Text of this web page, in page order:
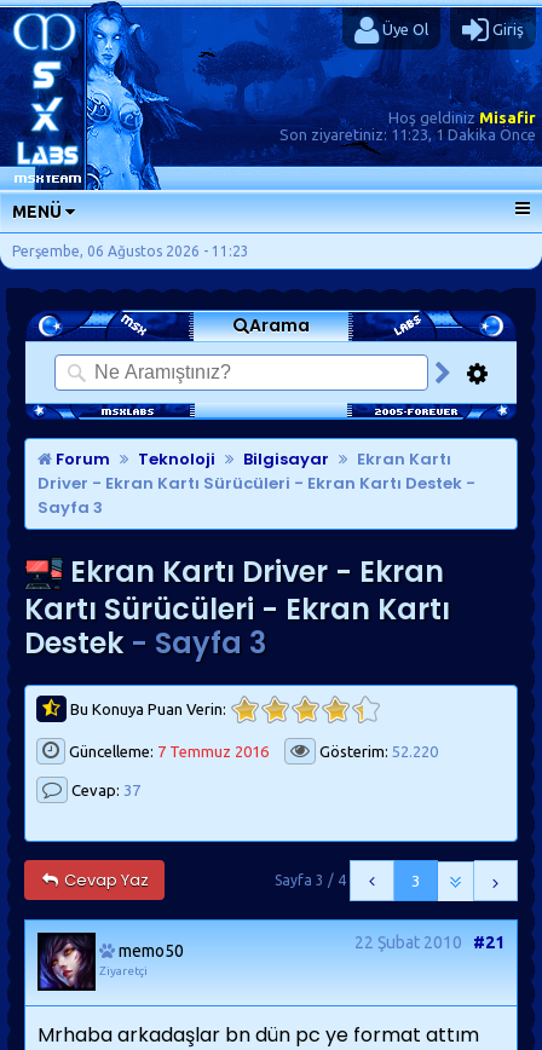
Üye Ol Giriş
Hoş geldinizMisafir
Son ziyaretiniz: 11:23, 1 Dakika Önce
MENÜ
ANA SAYFA
FORUMLAR
SORU-CEVAP
GÜNLÜKLER
SON MESAJLAR
KISAYOLLAR
Perşembe, 06 Ağustos 2026 - 11:23
Arama
Forum Teknoloji Bilgisayar
Ekran Kartı
Driver - Ekran Kartı Sürücüleri - Ekran Kartı Destek -
Sayfa 3
Ekran Kartı Driver - Ekran
Kartı Sürücüleri - Ekran Kartı
Destek - Sayfa 3
Bu Konuya Puan Verin:
Güncelleme: 7 Temmuz 2016 Gösterim: 52.220
Cevap: 37
Cevap Yaz 3
Sayfa 3 / 4
memo50
Ziyaretçi
22 Şubat 2010 #21
Mrhaba arkadaşlar bn dün pc ye format attım